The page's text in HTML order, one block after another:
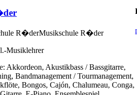
Musikschule R�der
Musiklehrer
Akkordeon, Akustikbass / Bassgitarre,
Bandmanagement / Tourmanagement,
Bongos, Cajón, Chalumeau, Conga,